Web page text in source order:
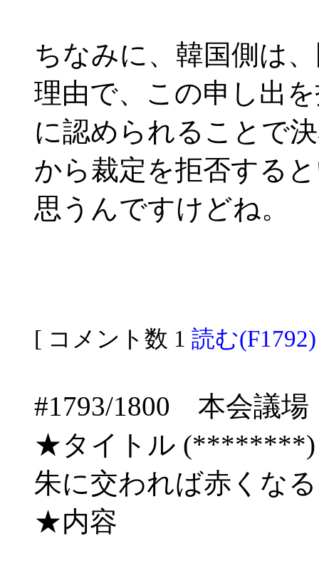
ちなみに、韓国側は
理由で、この申し出
に認められることで
から裁定を拒否する
思うんですけどね。
[ コメント数 1 読む(F1792)
#1793/1800 本会
★タイトル (********)
朱に交われば赤くな
★内容